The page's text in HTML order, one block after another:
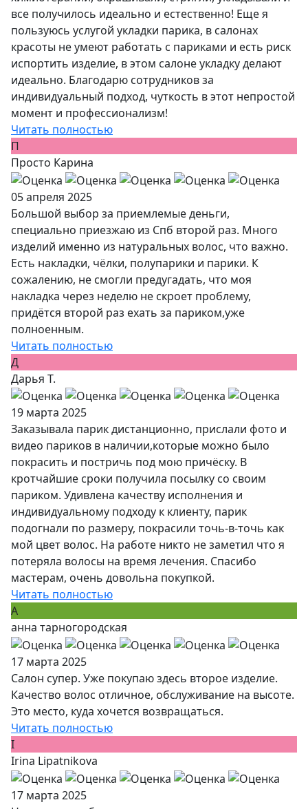
все получилось идеально и естественно! Еще я
пользуюсь услугой укладки парика, в салонах
красоты не умеют работать с париками и есть риск
испортить изделие, в этом салоне укладку делают
идеально. Благодарю сотрудников за
индивидуальный подход, чуткость в этот непростой
момент и профессионализм!
Читать полностью
П
Просто Карина
05 апреля 2025
Большой выбор за приемлемые деньги,
специально приезжаю из Спб второй раз. Много
изделий именно из натуральных волос, что важно.
Есть накладки, чёлки, полупарики и парики. К
сожалению, не смогли предугадать, что моя
накладка через неделю не скроет проблему,
придётся второй раз ехать за париком,уже
полноенным.
Читать полностью
Д
Дарья Т.
19 марта 2025
Заказывала парик дистанционно, прислали фото и
видео париков в наличии,которые можно было
покрасить и постричь под мою причёску. В
кротчайшие сроки получила посылку со своим
париком. Удивлена качеству исполнения и
индивидуальному подходу к клиенту, парик
подогнали по размеру, покрасили точь-в-точь как
мой цвет волос. На работе никто не заметил что я
потеряла волосы на время лечения. Спасибо
мастерам, очень довольна покупкой.
Читать полностью
А
анна тарногородская
17 марта 2025
Салон супер. Уже покупаю здесь второе изделие.
Качество волос отличное, обслуживание на высоте.
Это место, куда хочется возвращаться.
Читать полностью
I
Irina Lipatnikova
17 марта 2025